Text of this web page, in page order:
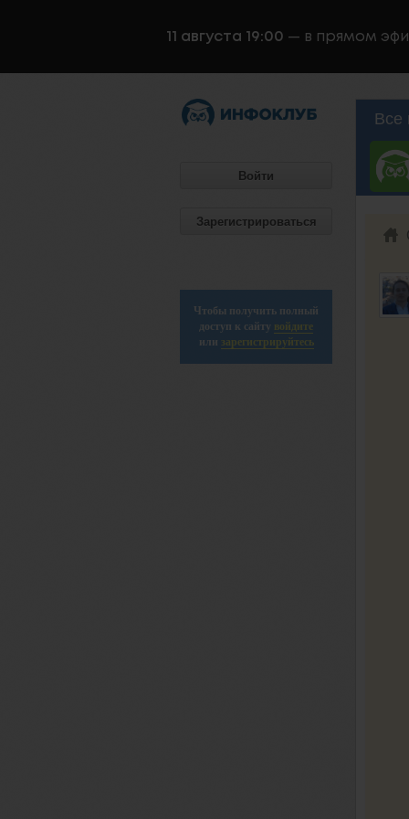
11 августа 19:00 — в прямом
Войти
Зарегистрироваться
Чтобы получить полный
доступ к сайту войдите
или зарегистрируйтесь
Все